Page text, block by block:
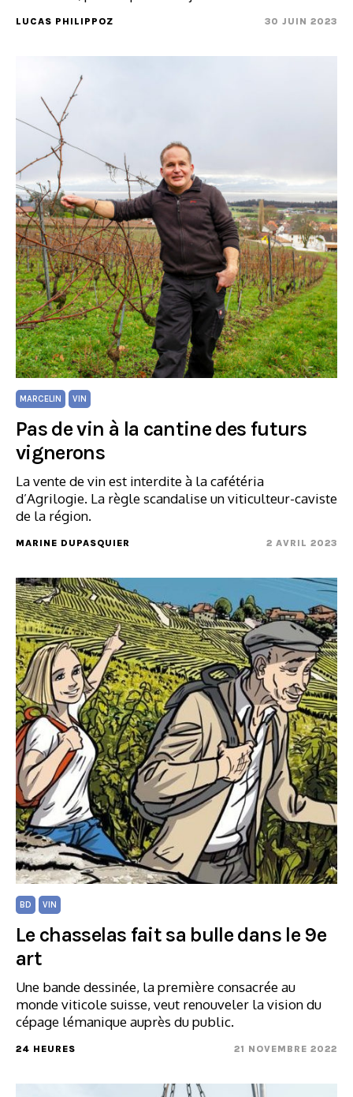
LUCAS PHILIPPOZ 30 JUIN 2023
MARCELIN VIN
Pas de vin à la cantine des futurs
vignerons
La vente de vin est interdite à la cafétéria
d’Agrilogie. La règle scandalise un viticulteur-caviste
de la région.
MARINE DUPASQUIER 2 AVRIL 2023
BD VIN
Le chasselas fait sa bulle dans le 9e
art
Une bande dessinée, la première consacrée au
monde viticole suisse, veut renouveler la vision du
cépage lémanique auprès du public.
24 HEURES 21 NOVEMBRE 2022